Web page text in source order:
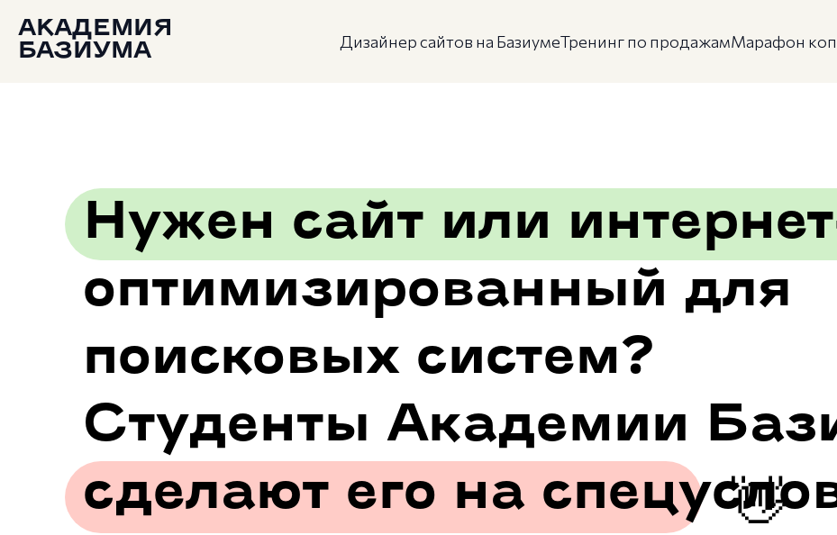
АКАДЕМИЯ
БАЗИУМА
Дизайнер сайтов на БазиумеТренинг по продажамМарафон
Нужен сайт или
оптимизированный для
поисковых систем?
Студенты Академии
сделают его на
👋